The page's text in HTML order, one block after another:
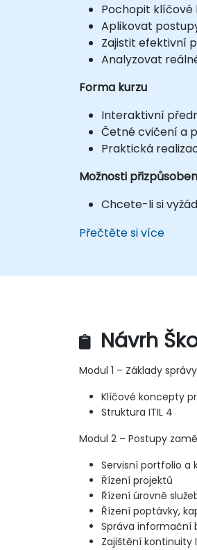
Pochopit klíčové
Aplikovat
Zajistit efektivní
Analyzovat
Forma kurzu
Interaktivní
Četné cvičení a
Praktická
Možnosti
Chcete-li si
Přečtěte si více
Návrh
Modul 1 – Základy
Klíčové koncepty
Struktura ITIL 4
Modul 2 – Postupy
Servisní portfolio a
Řízení projektů
Řízení úrovně
Řízení poptávky,
Správa informační
Zajištění kontinuity